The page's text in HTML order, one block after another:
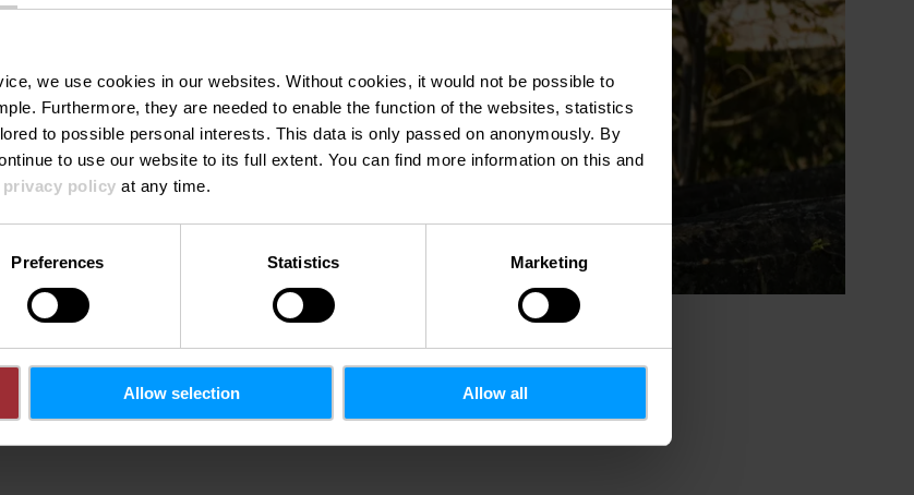
we use cookies in our websites. Without cookies, it would not be possible to
Furthermore, they are needed to enable the function of the websites, statistics
to possible personal interests. This data is only passed on anonymously. By
to use our website to its full extent. You can find more information on this and
privacy policy at any time.
Preferences Statistics Marketing
Allow selection Allow all
Modifier les paramètres des cookies